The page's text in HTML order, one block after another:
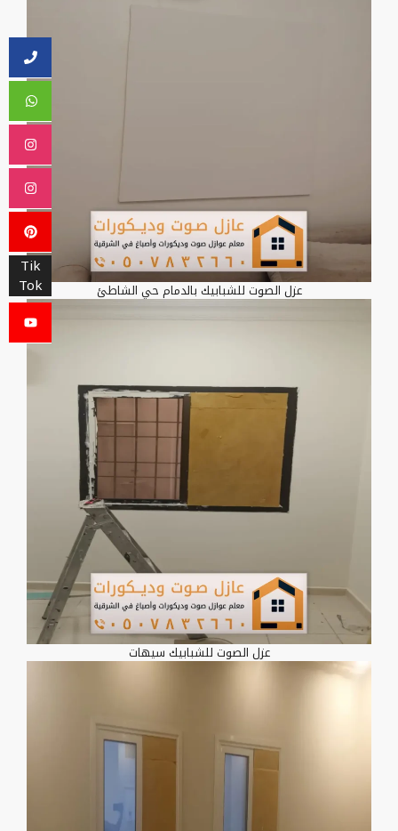
Tik
Tok عزل الصوت للشبابيك بالدمام حي الشاطئ
عزل الصوت للشبابيك سيهات